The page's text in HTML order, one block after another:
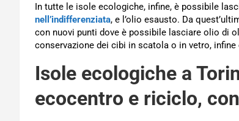
In tutte le isole ecologiche, infine, è possibile
nell’indifferenziata, e l’olio esausto. Da
con nuovi punti dove è possibile lasciare olio di
conservazione dei cibi in scatola o in vetro,
Isole ecologiche a
ecocentro e riciclo,